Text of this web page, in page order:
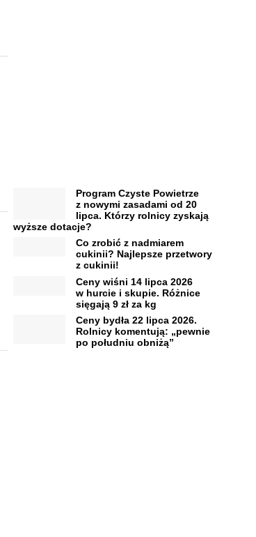
Program Czyste Powietrze
z nowymi zasadami od 20
lipca. Którzy rolnicy zyskają
wyższe dotacje?
Co zrobić z nadmiarem
cukinii? Najlepsze przetwory
z cukinii!
Ceny wiśni 14 lipca 2026
w hurcie i skupie. Różnice
sięgają 9 zł za kg
Ceny bydła 22 lipca 2026.
Rolnicy komentują: „pewnie
po południu obniżą”